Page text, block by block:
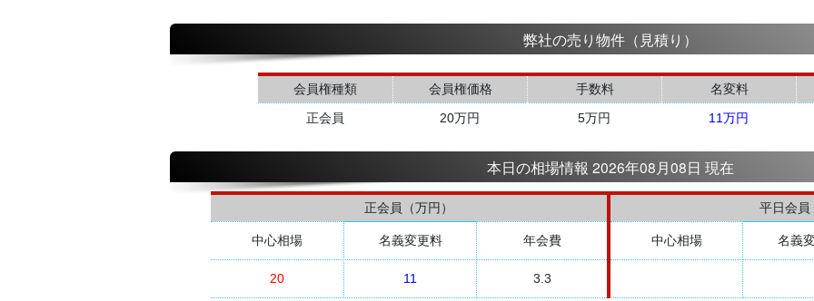
弊社の売り物件（見積り）
会員権種類 会員権価格 手数料
名変料
正会員
20万円 5万円 11万円
本日の相場情報 2026年08月08日 現在
正会員（万円） 平日会員
中心相場 名義変更料 年会費 中心相場 名義
20 11 3.3